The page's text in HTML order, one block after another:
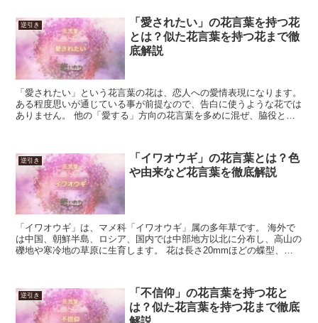
逆引き
「愛されたい」の花言葉を持つ花
とは？似た花言葉を持つ花まで徹
底解説
「愛されたい」という花言葉の花は、恋人への愛情表現になります。
ある程度思いが通じている事が前提なので、告白に使うような花では
ありません。 他の「愛する」方向の花言葉を多めに混ぜ、脇役とし
逆引き
「イワオウギ」の花言葉とは？色
や由来など花言葉を徹底解説
「イワオウギ」は、マメ科「イワオウギ」属の多年草です。 海外で
は中国、朝鮮半島、ロシア、国内では中部地方以北に分布し、高山の
礫地や寒冷地の草原に生育します。 花は長さ20mmほどの蝶型、茎
逆引き
「不信仰」の花言葉を持つ花と
は？似た花言葉を持つ花まで徹底